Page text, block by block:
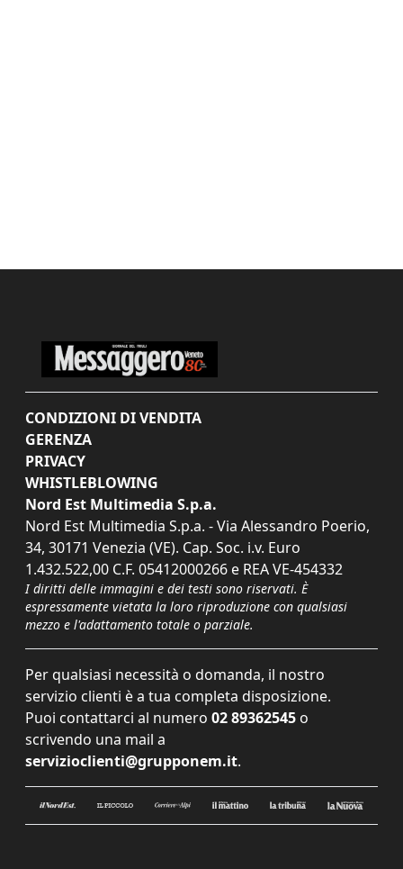
CONDIZIONI DI VENDITA
GERENZA
PRIVACY
WHISTLEBLOWING
Nord Est Multimedia S.p.a.
Nord Est Multimedia S.p.a. - Via Alessandro Poerio,
34, 30171 Venezia (VE). Cap. Soc. i.v. Euro
1.432.522,00 C.F. 05412000266 e REA VE-454332
I diritti delle immagini e dei testi sono riservati. È
espressamente vietata la loro riproduzione con qualsiasi
mezzo e l'adattamento totale o parziale.
Per qualsiasi necessità o domanda, il nostro
servizio clienti è a tua completa disposizione.
Puoi contattarci al numero 02 89362545 o
scrivendo una mail a
servizioclienti@grupponem.it.